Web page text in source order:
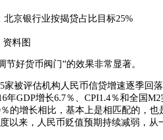
资料图
好货币阀门”的效果非常显著。
评估机构人民币信贷增速逐季回落
GDP增长6.7％、CPI1.4％和全国
的增长相比，基本上是相匹配的，
来，人民币贬值预期持续减弱，